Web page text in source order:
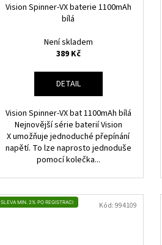
Vision Spinner-VX baterie 1100mAh
bílá
Není skladem
389 Kč
DETAIL
Vision Spinner-VX bat 1100mAh bílá
Nejnovější série baterií Vision
X umožňuje jednoduché přepínání
napětí. To lze naprosto jednoduše
pomocí kolečka...
SLEVA MIN. 2% PO REGISTRACI Kód:994109